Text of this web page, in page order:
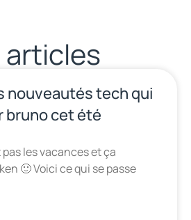
articles
nouveautés tech qui
bruno cet été
les vacances et ça
🙂 Voici ce qui se passe